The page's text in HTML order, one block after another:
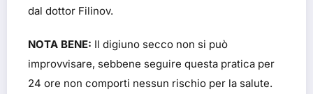
dal dottor Filinov.
NOTA BENE: Il digiuno secco non si può
improvvisare, sebbene seguire questa pratica per
24 ore non comporti nessun rischio per la salute.